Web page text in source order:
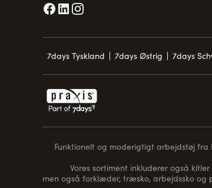
7days Tyskland 7days Østrig 7days
Funktionelt og moderigtigt arbejdstøj
Vores sortiment inkluderer også
men også forklæder, træsko, arbejdssko og